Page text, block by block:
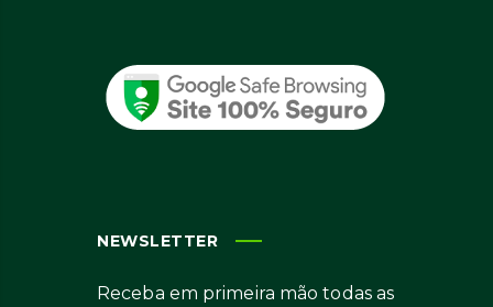
NEWSLETTER
Receba em primeira mão todas as